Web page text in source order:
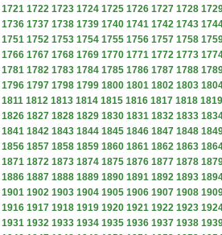
1721 1722 1723 1724 1725 1726 1727 1728
1736 1737 1738 1739 1740 1741 1742 1743
1751 1752 1753 1754 1755 1756 1757 1758
1766 1767 1768 1769 1770 1771 1772 1773
1781 1782 1783 1784 1785 1786 1787 1788
1796 1797 1798 1799 1800 1801 1802 1803
1811 1812 1813 1814 1815 1816 1817 1818 1819
1826 1827 1828 1829 1830 1831 1832 1833
1841 1842 1843 1844 1845 1846 1847 1848
1856 1857 1858 1859 1860 1861 1862 1863
1871 1872 1873 1874 1875 1876 1877 1878
1886 1887 1888 1889 1890 1891 1892 1893
1901 1902 1903 1904 1905 1906 1907 1908
1916 1917 1918 1919 1920 1921 1922 1923
1931 1932 1933 1934 1935 1936 1937 1938